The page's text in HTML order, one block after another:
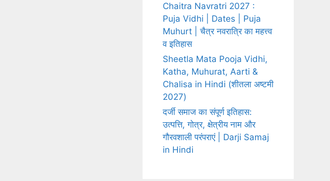
Chaitra Navratri 2027 :
Puja Vidhi | Dates | Puja
Muhurt | चैत्र नवरात्रि का महत्त्व
व इतिहास
Sheetla Mata Pooja Vidhi,
Katha, Muhurat, Aarti &
Chalisa in Hindi (शीतला अष्टमी
2027)
दर्जी समाज का संपूर्ण इतिहास:
उत्पत्ति, गोत्र, क्षेत्रीय नाम और
गौरवशाली परंपराएं | Darji Samaj
in Hindi